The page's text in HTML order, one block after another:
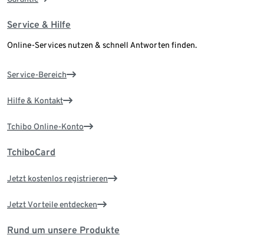
Service & Hilfe
Online-Services nutzen & schnell Antworten finden.
Service-Bereich
Hilfe & Kontakt
Tchibo Online-Konto
TchiboCard
Jetzt kostenlos registrieren
Jetzt Vorteile entdecken
Rund um unsere Produkte